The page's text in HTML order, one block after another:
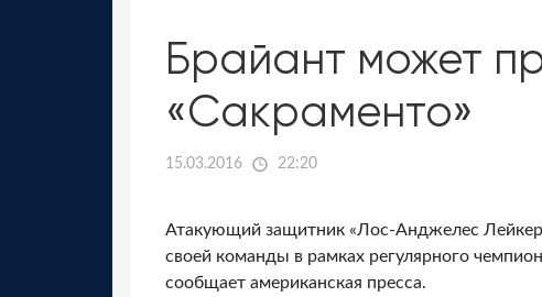
Брайант может
«Сакраменто»
15.03.2016 22:20
Атакующий защитник «Лос-Анджелес
своей команды в рамках регулярного
сообщает американская пресса.